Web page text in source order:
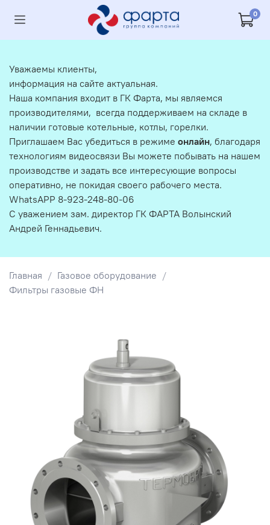
0
Главная
Газовое оборудование
Фильтры газовые ФН
Уважаемы клиенты,
информация на сайте актуальная.
Наша компания входит в ГК Фарта, мы являемся
производителями, всегда поддерживаем на складе в
наличии готовые котельные, котлы, горелки.
Приглашаем Вас убедиться в режиме онлайн, благодаря
технологиям видеосвязи Вы можете побывать на нашем
производстве и задать все интересующие вопросы
оперативно, не покидая своего рабочего места.
WhatsAPP 8-923-248-80-06
С уважением зам. директор ГК ФАРТА Волынский
Андрей Геннадьевич.